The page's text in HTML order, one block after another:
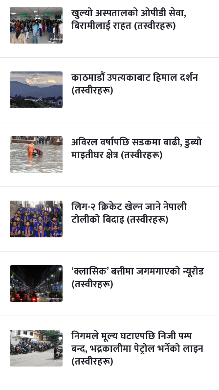
खुल्यो अस्पतालको ओपीडी सेवा,
बिरामीलाई राहत (तस्वीरहरू)
काठमाडौं उपत्यकाबाट हिमाल दर्शन
(तस्वीरहरू)
अविरल वर्षापछि सडकमा बाढी, डुब्यो
माइतीघर क्षेत्र (तस्वीरहरू)
लिग-२ क्रिकेट खेल्न जाने नेपाली
टोलीको बिदाइ (तस्वीरहरू)
‘क्लासिक’ बत्तीमा जगमगाएको न्यूरोड
(तस्वीरहरू)
निगमले मूल्य घटाएपछि निजी पम्प
बन्द, भद्रकालीमा पेट्रोल भर्नेको लाइन
(तस्वीरहरू)